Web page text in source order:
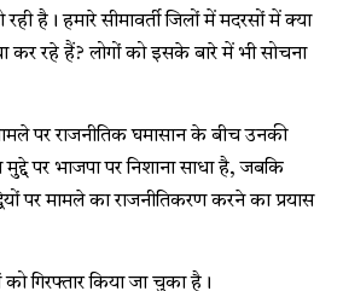
है। हमारे सीमावर्ती जिलों में मदरसों में क्या
कर रहे हैं? लोगों को इसके बारे में भी सोचना
पर राजनीतिक घमासान के बीच उनकी
पर भाजपा पर निशाना साधा है, जबकि
पर मामले का राजनीतिकरण करने का प्रयास
गिरफ्तार किया जा चुका है।